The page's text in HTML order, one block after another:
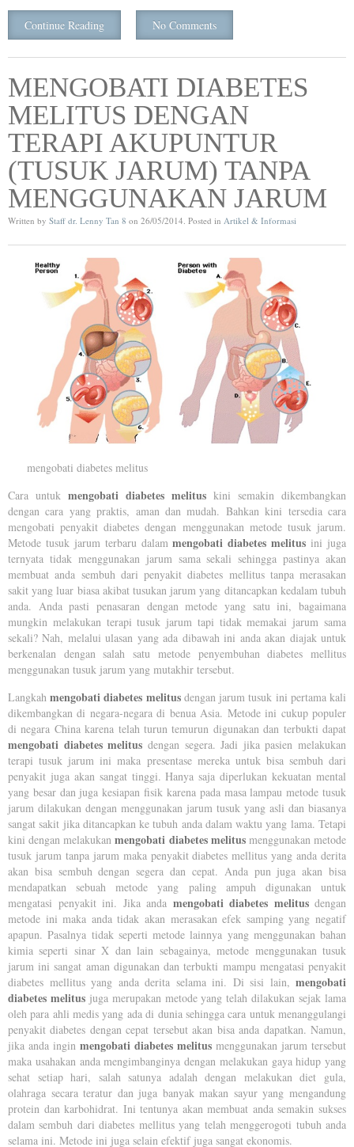
Continue Reading No Comments
MENGOBATI DIABETES
MELITUS DENGAN
TERAPI AKUPUNTUR
(TUSUK JARUM) TANPA
MENGGUNAKAN JARUM
Written by Staff dr. Lenny Tan 8 on 26/05/2014. Posted in Artikel & Informasi
mengobati diabetes melitus
Cara untuk mengobati diabetes melitus kini semakin dikembangkan
dengan cara yang praktis, aman dan mudah. Bahkan kini tersedia cara
mengobati penyakit diabetes dengan menggunakan metode tusuk jarum.
Metode tusuk jarum terbaru dalammengobati diabetes melitus ini juga
ternyata tidak menggunakan jarum sama sekali sehingga pastinya akan
membuat anda sembuh dari penyakit diabetes mellitus tanpa merasakan
sakit yang luar biasa akibat tusukan jarum yang ditancapkan kedalam tubuh
anda. Anda pasti penasaran dengan metode yang satu ini, bagaimana
mungkin melakukan terapi tusuk jarum tapi tidak memakai jarum sama
sekali? Nah, melalui ulasan yang ada dibawah ini anda akan diajak untuk
berkenalan dengan salah satu metode penyembuhan diabetes mellitus
menggunakan tusuk jarum yang mutakhir tersebut.
Langkahmengobati diabetes melitusdengan jarum tusuk ini pertama kali
dikembangkan di negara-negara di benua Asia. Metode ini cukup populer
di negara China karena telah turun temurun digunakan dan terbukti dapat
mengobati diabetes melitus dengan segera. Jadi jika pasien melakukan
terapi tusuk jarum ini maka presentase mereka untuk bisa sembuh dari
penyakit juga akan sangat tinggi. Hanya saja diperlukan kekuatan mental
yang besar dan juga kesiapan fisik karena pada masa lampau metode tusuk
jarum dilakukan dengan menggunakan jarum tusuk yang asli dan biasanya
sangat sakit jika ditancapkan ke tubuh anda dalam waktu yang lama. Tetapi
kini dengan melakukanmengobati diabetes melitusmenggunakan metode
tusuk jarum tanpa jarum maka penyakit diabetes mellitus yang anda derita
akan bisa sembuh dengan segera dan cepat. Anda pun juga akan bisa
mendapatkan sebuah metode yang paling ampuh digunakan untuk
mengatasi penyakit ini. Jika anda mengobati diabetes melitusdengan
metode ini maka anda tidak akan merasakan efek samping yang negatif
apapun. Pasalnya tidak seperti metode lainnya yang menggunakan bahan
kimia seperti sinar X dan lain sebagainya, metode menggunakan tusuk
jarum ini sangat aman digunakan dan terbukti mampu mengatasi penyakit
diabetes mellitus yang anda derita selama ini. Di sisi lain, mengobati
diabetes melitusjuga merupakan metode yang telah dilakukan sejak lama
oleh para ahli medis yang ada di dunia sehingga cara untuk menanggulangi
penyakit diabetes dengan cepat tersebut akan bisa anda dapatkan. Namun,
jika anda ingin mengobati diabetes melitus menggunakan jarum tersebut
maka usahakan anda mengimbanginya dengan melakukan gaya hidup yang
sehat setiap hari, salah satunya adalah dengan melakukan diet gula,
olahraga secara teratur dan juga banyak makan sayur yang mengandung
protein dan karbohidrat. Ini tentunya akan membuat anda semakin sukses
dalam sembuh dari diabetes mellitus yang telah menggerogoti tubuh anda
selama ini. Metode ini juga selain efektif juga sangat ekonomis.